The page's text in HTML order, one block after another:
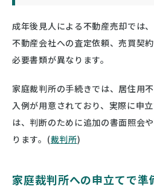
成年後見人による不動産売却では
不動産会社への査定依頼、売買契
必要書類が異なります。
家庭裁判所の手続きでは、居住用
入例が用意されており、実際に申
は、判断のために追加の書面照会
ります。(裁判所)
家庭裁判所への申立てで準